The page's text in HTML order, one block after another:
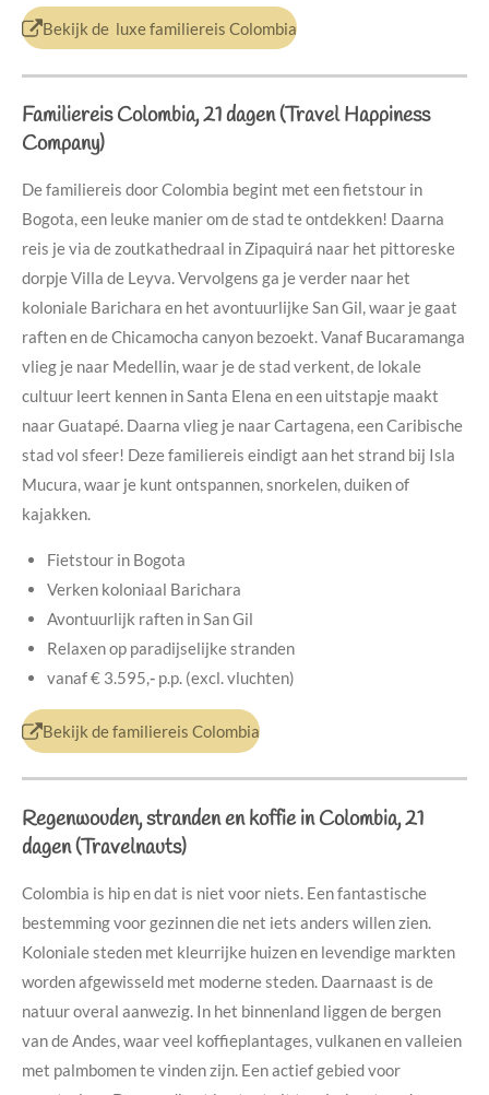
Bekijk de luxe familiereis Colombia
Familiereis Colombia, 21 dagen (Travel Happiness
Company)
De familiereis door Colombia begint met een fietstour in
Bogota, een leuke manier om de stad te ontdekken! Daarna
reis je via de zoutkathedraal in Zipaquirá naar het pittoreske
dorpje Villa de Leyva. Vervolgens ga je verder naar het
koloniale Barichara en het avontuurlijke San Gil, waar je gaat
raften en de Chicamocha canyon bezoekt. Vanaf Bucaramanga
vlieg je naar Medellin, waar je de stad verkent, de lokale
cultuur leert kennen in Santa Elena en een uitstapje maakt
naar Guatapé. Daarna vlieg je naar Cartagena, een Caribische
stad vol sfeer! Deze familiereis eindigt aan het strand bij Isla
Mucura, waar je kunt ontspannen, snorkelen, duiken of
kajakken.
Fietstour in Bogota
Verken koloniaal Barichara
Avontuurlijk raften in San Gil
Relaxen op paradijselijke stranden
vanaf€ 3.595,-p.p. (excl. vluchten)
Bekijk de familiereis Colombia
Regenwouden, stranden en koffie in Colombia, 21
dagen (Travelnauts)
Colombia is hip en dat is niet voor niets. Een fantastische
bestemming voor gezinnen die net iets anders willen zien.
Koloniale steden met kleurrijke huizen en levendige markten
worden afgewisseld met moderne steden. Daarnaast is de
natuur overal aanwezig. In het binnenland liggen de bergen
van de Andes, waar veel koffieplantages, vulkanen en valleien
met palmbomen te vinden zijn. Een actief gebied voor